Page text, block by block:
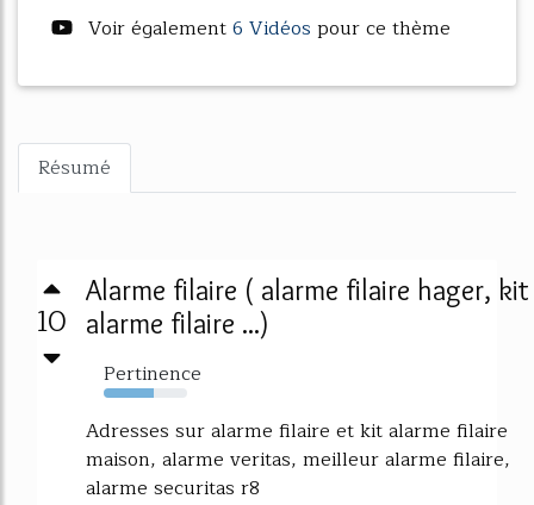
Voir également6 Vidéos pour ce thème
Résumé
10
Alarme filaire ( alarme filaire hager, kit
alarme filaire ...)
Pertinence
60%
Adresses sur alarme filaire et kit alarme filaire
maison, alarme veritas, meilleur alarme filaire,
alarme securitas r8